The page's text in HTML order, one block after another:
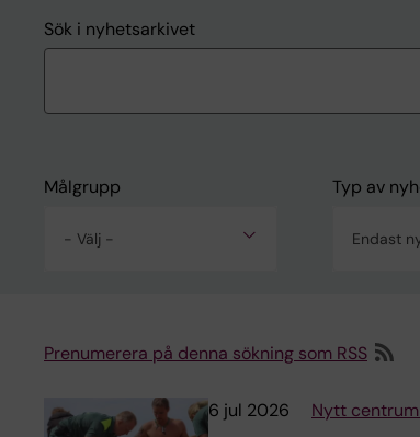
Sök i nyhetsarkivet
Målgrupp
- Välj -
Typ av
Endast
Prenumerera på denna sökning som RSS
6 jul 2026
Nytt